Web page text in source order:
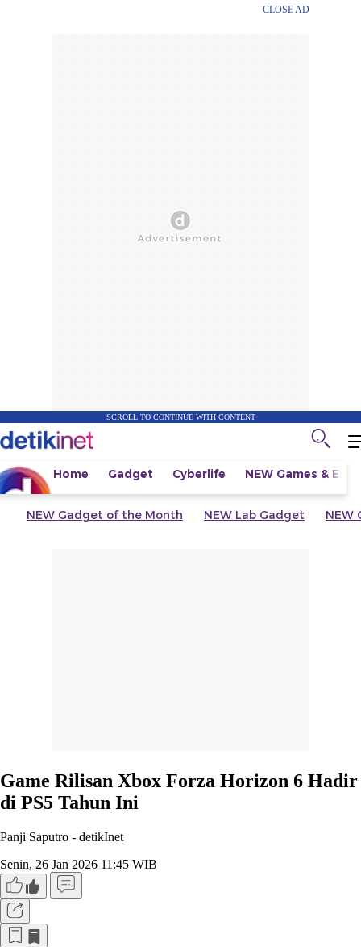
CLOSE AD
SCROLL TO CONTINUE WITH CONTENT
Home Gadget Cyberlife NEW Games &
NEW Gadget of the Month NEW Lab Gadget NEW
Game Rilisan Xbox Forza Horizon 6 Hadir
di PS5 Tahun Ini
Panji Saputro - detikInet
Senin, 26 Jan 2026 11:45 WIB